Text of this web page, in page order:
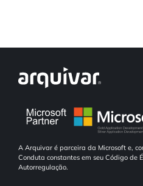
A Arquivar é parceira da Microsoft e,
Conduta constantes em seu Código de
Autorregulação.